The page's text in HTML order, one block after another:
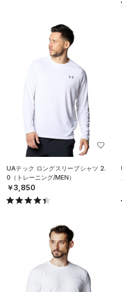
UAテック ロングスリーブシャツ 2.
0（トレーニング/MEN）
￥3,850